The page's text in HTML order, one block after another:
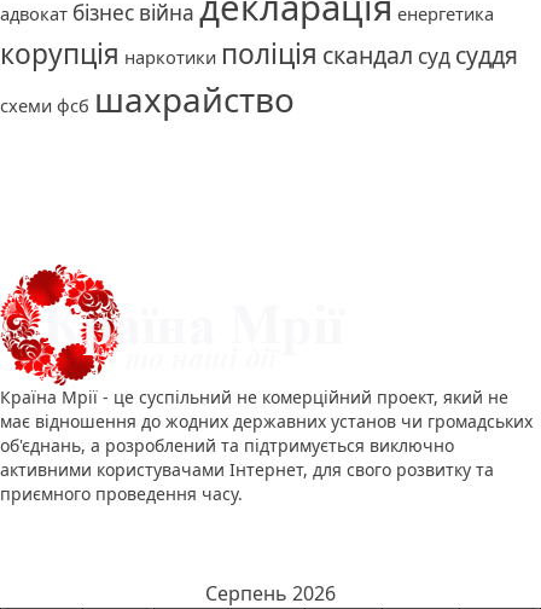
адвокат бізнес війна енергетика
корупція наркотики поліція скандал суд суддя
схеми фсб шахрайство
Країна Мрії - це суспільний не комерційний проект, який не
має відношення до жодних державних установ чи громадських
об'єднань, а розроблений та підтримується виключно
активними користувачами Інтернет, для свого розвитку та
приємного проведення часу.
Серпень 2026